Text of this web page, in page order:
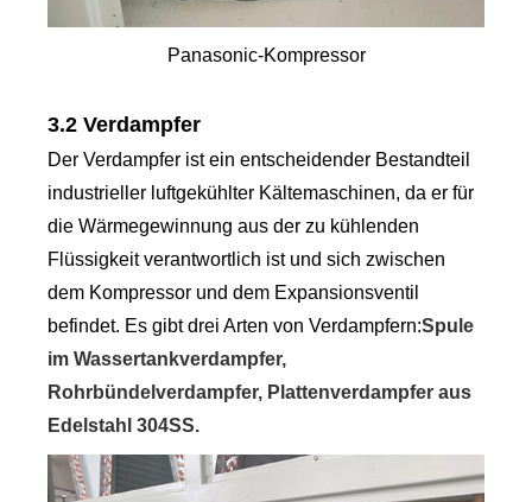
Panasonic-Kompressor
3.2 Verdampfer
Der Verdampfer ist ein entscheidender Bestandteil
industrieller luftgekühlter Kältemaschinen, da er für
die Wärmegewinnung aus der zu kühlenden
Flüssigkeit verantwortlich ist und sich zwischen
dem Kompressor und dem Expansionsventil
befindet. Es gibt drei Arten von Verdampfern:Spule
im Wassertankverdampfer,
Rohrbündelverdampfer, Plattenverdampfer aus
Edelstahl 304SS.